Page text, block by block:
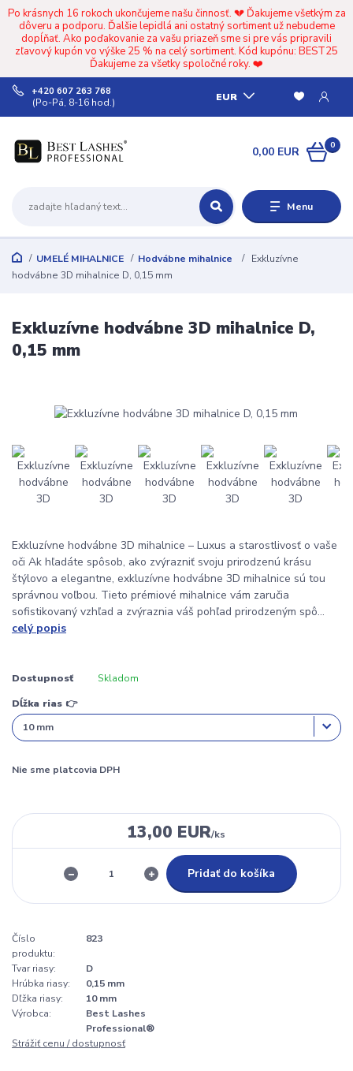
Po krásnych 16 rokoch ukončujeme našu činnosť. 💔 Ďakujeme všetkým za
dôveru a podporu. Ďalšie lepidlá ani ostatný sortiment už nebudeme
dopĺňať. Ako poďakovanie za vašu priazeň sme si pre vás pripravili
zľavový kupón vo výške 25 % na celý sortiment. Kód kupónu: BEST25
Ďakujeme za všetky spoločné roky. ❤️
Menu
EUR
+420 607 263 768
(Po-Pá, 8-16 hod.)
0
0,00 EUR
UMELÉ MIHALNICE Hodvábne mihalnice
Exkluzívne
hodvábne 3D mihalnice D, 0,15 mm
Exkluzívne hodvábne 3D mihalnice D,
0,15 mm
Exkluzívne hodvábne 3D mihalnice – Luxus a starostlivosť o vaše
oči Ak hľadáte spôsob, ako zvýrazniť svoju prirodzenú krásu
štýlovo a elegantne, exkluzívne hodvábne 3D mihalnice sú tou
správnou voľbou. Tieto prémiové mihalnice vám zaručia
sofistikovaný vzhľad a zvýraznia váš pohľad prirodzeným spô...
celý popis
Dostupnosť Skladom
Dĺžka rias 👉
Nie sme platcovia DPH
13,00 EUR/ks
Pridať do košíka
Číslo
produktu:
823
Tvar riasy:
D
Hrúbka riasy:
0,15 mm
Dľžka riasy:
10 mm
Výrobca:
Best Lashes
Professional®
Strážiť cenu / dostupnosť